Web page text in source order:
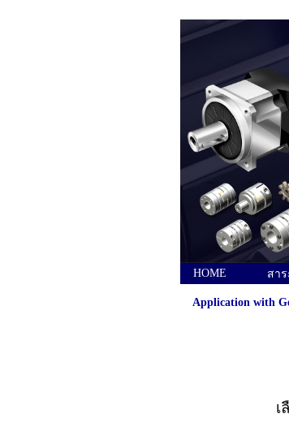
HOME สาร
Application with
เ